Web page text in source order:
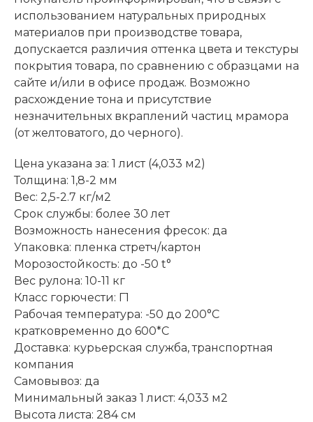
использованием натуральных природных
материалов при производстве товара,
допускается различия оттенка цвета и текстуры
покрытия товара, по сравнению с образцами на
сайте и/или в офисе продаж. Возможно
расхождение тона и присутствие
незначительных вкраплений частиц мрамора
(от желтоватого, до черного).
Цена указана за: 1 лист (4,033 м2)
Толщина: 1,8-2 мм
Вес: 2,5-2.7 кг/м2
Срок службы: более 30 лет
Возможность нанесения фресок: да
Упаковка: пленка стретч/картон
Морозостойкость: до -50 t°
Вес рулона: 10-11 кг
Класс горючести: Г1
Рабочая температура: -50 до 200°С
кратковременно до 600*С
Доставка: курьерская служба, транспортная
компания
Самовывоз: да
Минимальный заказ 1 лист: 4,033 м2
Высота листа: 284 см